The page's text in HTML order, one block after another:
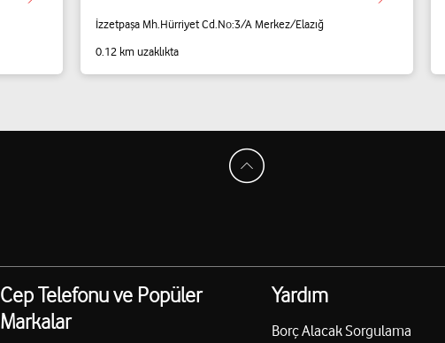
İzzetpaşa Mh.Hürriyet Cd.No:3/A Merkez/Elazığ
0.12 km uzaklıkta
Cep Telefonu ve Popüler
Markalar
Yardım
Borç Alacak Sorgulama